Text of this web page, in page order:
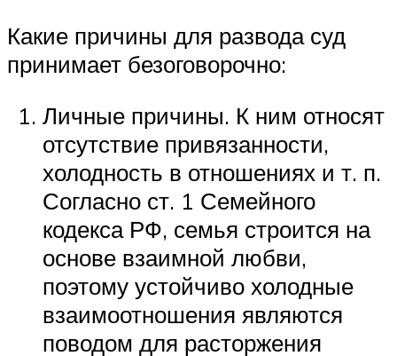
Какие причины для развода суд
принимает безоговорочно:
Личные причины. К ним относят
отсутствие привязанности,
холодность в отношениях и т. п.
Согласно ст. 1 Семейного
кодекса РФ, семья строится на
основе взаимной любви,
поэтому устойчиво холодные
взаимоотношения являются
поводом для расторжения